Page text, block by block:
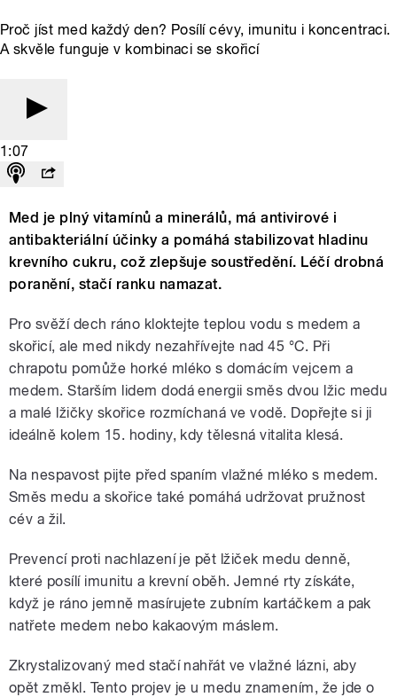
Proč jíst med každý den? Posílí cévy, imunitu i koncentraci.
A skvěle funguje v kombinaci se skořicí
1:07
Med je plný vitamínů a minerálů, má antivirové i
antibakteriální účinky a pomáhá stabilizovat hladinu
krevního cukru, což zlepšuje soustředění. Léčí drobná
poranění, stačí ranku namazat.
Pro svěží dech ráno kloktejte teplou vodu s medem a
skořicí, ale med nikdy nezahřívejte nad 45 °C. Při
chrapotu pomůže horké mléko s domácím vejcem a
medem. Starším lidem dodá energii směs dvou lžic medu
a malé lžičky skořice rozmíchaná ve vodě. Dopřejte si ji
ideálně kolem 15. hodiny, kdy tělesná vitalita klesá.
Na nespavost pijte před spaním vlažné mléko s medem.
Směs medu a skořice také pomáhá udržovat pružnost
cév a žil.
Prevencí proti nachlazení je pět lžiček medu denně,
které posílí imunitu a krevní oběh. Jemné rty získáte,
když je ráno jemně masírujete zubním kartáčkem a pak
natřete medem nebo kakaovým máslem.
Zkrystalizovaný med stačí nahřát ve vlažné lázni, aby
opět změkl. Tento projev je u medu znamením, že jde o